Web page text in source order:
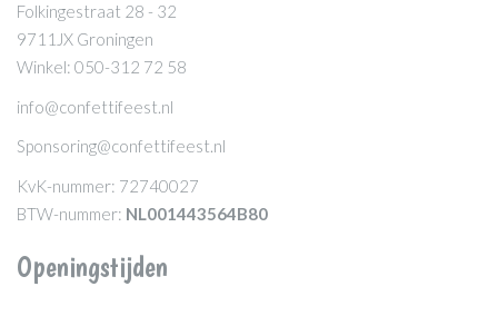
Folkingestraat 28 - 32
9711JX Groningen
Winkel: 050-312 72 58
info@confettifeest.nl
Sponsoring@confettifeest.nl
KvK-nummer: 72740027
BTW-nummer: NL001443564B80
Openingstijden